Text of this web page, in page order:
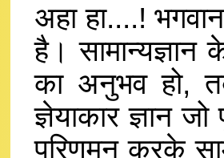
अहा हा....!
है। सामान्यज्ञान
का अनुभव हो,
ज्ञेयाकार ज्ञान
परिणमन करके